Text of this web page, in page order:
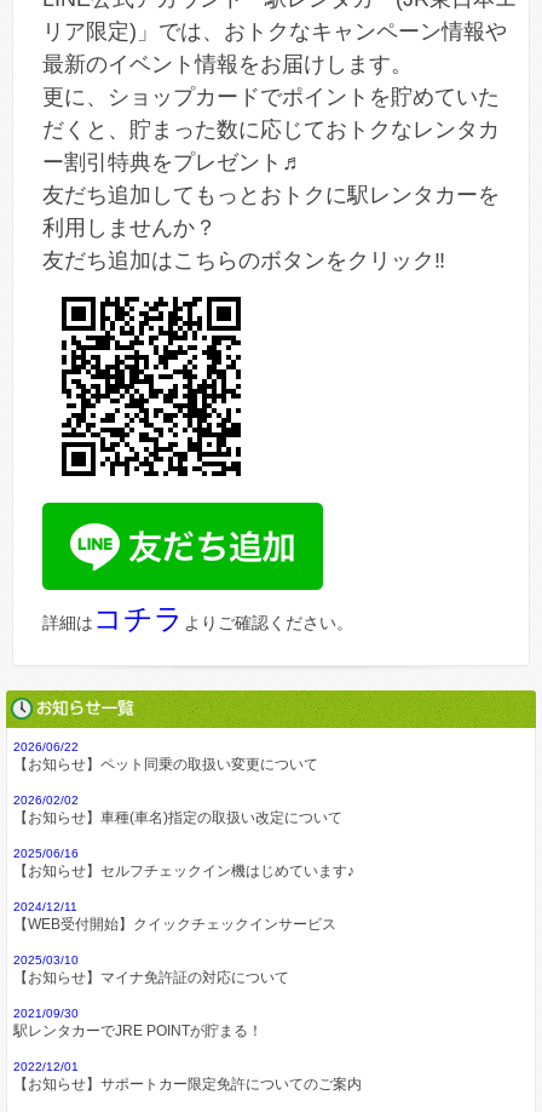
リア限定)」では、おトクなキャンペーン情報や
最新のイベント情報をお届けします。
更に、ショップカードでポイントを貯めていた
だくと、貯まった数に応じておトクなレンタカ
ー割引特典をプレゼント♬
友だち追加してもっとおトクに駅レンタカーを
利用しませんか？
友だち追加はこちらのボタンをクリック‼
詳細は コチラ よりご確認ください。
2026/06/22
【お知らせ】ペット同乗の取扱い変更について
2026/02/02
【お知らせ】車種(車名)指定の取扱い改定について
2025/06/16
【お知らせ】セルフチェックイン機はじめています♪
2024/12/11
【WEB受付開始】クイックチェックインサービス
2025/03/10
【お知らせ】マイナ免許証の対応について
2021/09/30
駅レンタカーでJRE POINTが貯まる！
2022/12/01
【お知らせ】サポートカー限定免許についてのご案内